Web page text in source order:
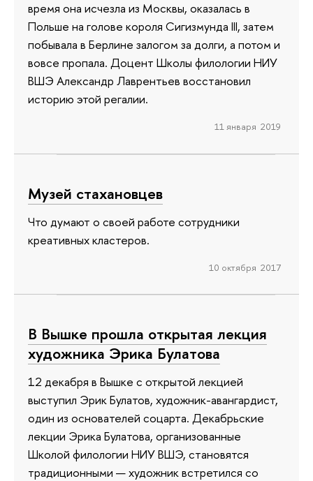
время она исчезла из Москвы, оказалась в
Польше на голове короля Сигизмунда III, затем
побывала в Берлине залогом за долги, а потом и
вовсе пропала. Доцент Школы филологии НИУ
ВШЭ Александр Лаврентьев восстановил
историю этой регалии.
11 января 2019
Музей стахановцев
Что думают о своей работе сотрудники
креативных кластеров.
10 октября 2017
В Вышке прошла открытая лекция
художника Эрика Булатова
12 декабря в Вышке с открытой лекцией
выступил Эрик Булатов, художник-авангардист,
один из основателей соцарта. Декабрьские
лекции Эрика Булатова, организованные
Школой филологии НИУ ВШЭ, становятся
традиционными — художник встретился со